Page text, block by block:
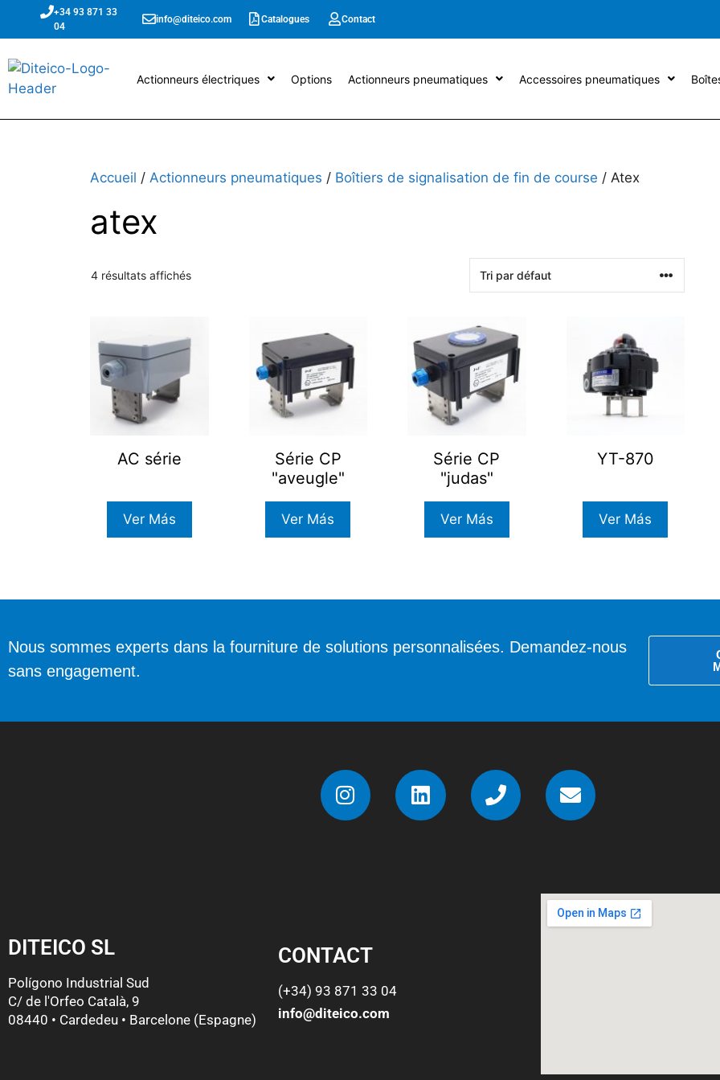
+34 93 871 33
04
info@diteico.com Catalogues Contact
Actionneurs électriques Options Actionneurs pneumatiques Accessoires pneumatiques
Accueil / Actionneurs pneumatiques / Boîtiers de signalisation de fin de course / Atex
atex
4 résultats affichés
AC série
Ver Más
Série CP
"aveugle"
Ver Más
Série CP
"judas"
Ver Más
YT-870
Ver Más
Nous sommes experts dans la fourniture de solutions personnalisées. Demandez-nous
sans engagement.
DITEICO SL
Polígono Industrial Sud
C/ de l'Orfeo Català, 9
08440 • Cardedeu • Barcelone (Espagne)
CONTACT
(+34) 93 871 33 04
info@diteico.com